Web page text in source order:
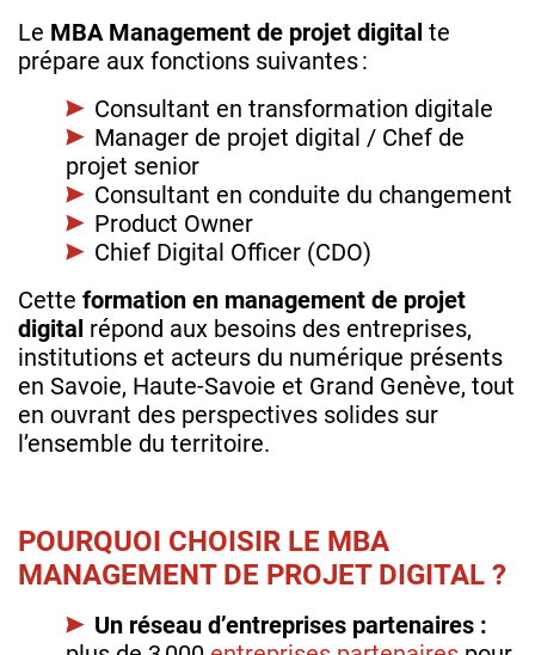
Le MBA Management de projet digital te
prépare aux fonctions suivantes :
Consultant en transformation digitale
Manager de projet digital / Chef de
projet senior
Consultant en conduite du changement
Product Owner
Chief Digital Officer (CDO)
Cette formation en management de projet
digital répond aux besoins des entreprises,
institutions et acteurs du numérique présents
en Savoie, Haute‑Savoie et Grand Genève, tout
en ouvrant des perspectives solides sur
l’ensemble du territoire.
POURQUOI CHOISIR LE MBA
MANAGEMENT DE PROJET DIGITAL ?
Un réseau d’entreprises partenaires :